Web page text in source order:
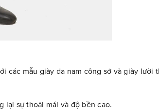
các mẫu giày da nam công sở và giày lười
lại sự thoải mái và độ bền cao.